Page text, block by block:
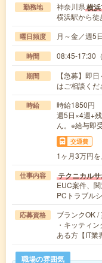
勤務地 神奈川県横
横浜駅から徒
曜日頻度 月～金／週5日
時間 08:45-17:30
期間
【急募】即
はご相談くだ
時給
時給1850円
週5日×4週+
ん。※給与即
交通費
1ヶ月3万円
仕事内容 テクニカル
EUC案件、
PCトラブル
応募資格
ブランクOK /
・キッティ
ある方【IT
職場の雰囲気